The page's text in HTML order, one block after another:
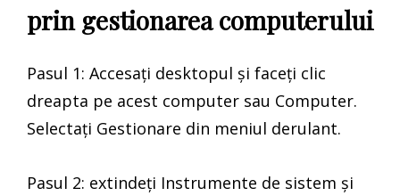
prin gestionarea computerului
Pasul 1: Accesați desktopul și faceți clic
dreapta pe acest computer sau Computer.
Selectați Gestionare din meniul derulant.
Pasul 2: extindeți Instrumente de sistem și